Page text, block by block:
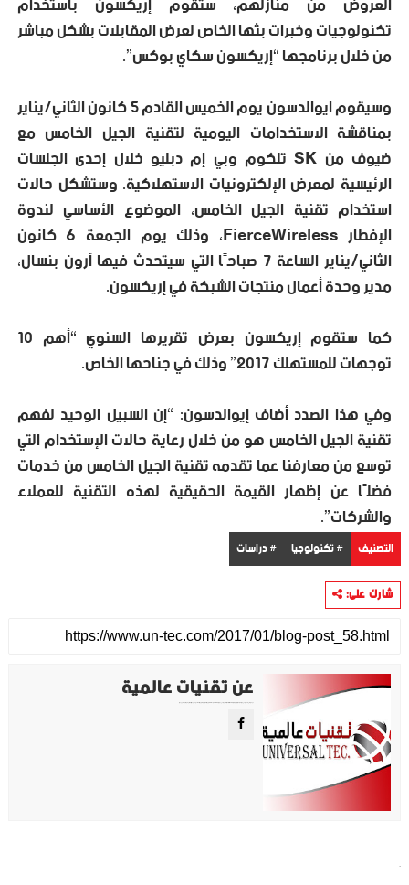
تكنولوجيات وخبرات بثها الخاص لعرض المقابلات بشكل مباشر
من خلال برنامجها “إريكسون سكاي بوكس”.
وسيقوم ايوالدسون يوم الخميس القادم 5 كانون الثاني/يناير
بمناقشة الاستخدامات اليومية لتقنية الجيل الخامس مع
ضيوف من SK تلكوم وبي إم دبليو خلال إحدى الجلسات
الرئيسية لمعرض الإلكترونيات الاستهلاكية. وستشكل حالات
استخدام تقنية الجيل الخامس، الموضوع الأساسي لندوة
الإفطار FierceWireless، وذلك يوم الجمعة 6 كانون
الثاني/يناير الساعة 7 صباحًا التي سيتحدث فيها آرون بنسال،
مدير وحدة أعمال منتجات الشبكة في إريكسون.
كما ستقوم إريكسون بعرض تقريرها السنوي “أهم 10
توجهات للمستهلك 2017” وذلك في جناحها الخاص.
وفي هذا الصدد أضاف إيوالدسون: “إن السبيل الوحيد لفهم
تقنية الجيل الخامس هو من خلال رعاية حالات الإستخدام التي
توسع من معارفنا عما تقدمه تقنية الجيل الخامس من خدمات
فضلًا عن إظهار القيمة الحقيقية لهذه التقنية للعملاء
والشركات”.
التصنيف # تكنولوجيا # دراسات
شارك على:
عن تقنيات عالمية